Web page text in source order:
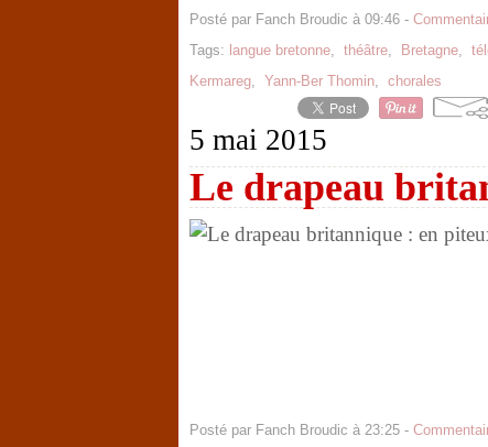
Posté par Fanch Broudic à 09:46 -
Tags: langue bretonne, théâtre, Bretagne,
Kermareg, Yann-Ber Thomin, chorales
5 mai 2015
Le drapeau
Posté par Fanch Broudic à 23:25 -